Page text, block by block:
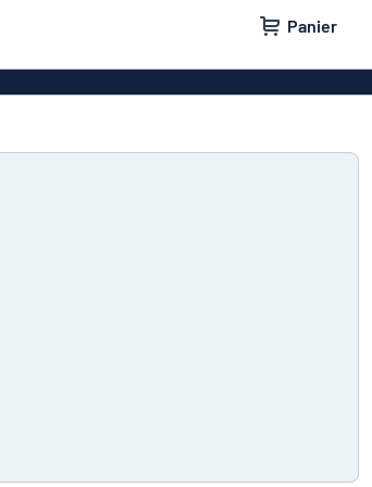
Panier
Plaque professionnelle